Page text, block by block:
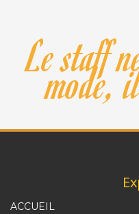
Le staff
mode,
ACCUEIL